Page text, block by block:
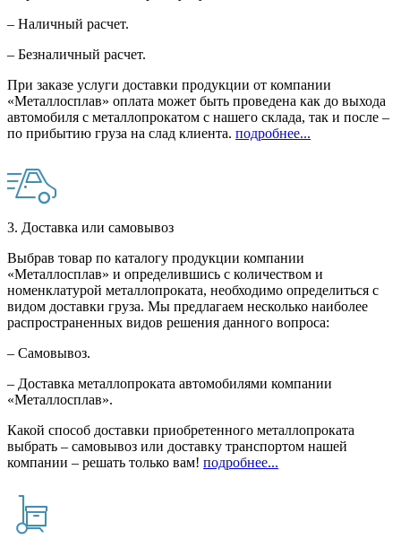
– Наличный расчет.
– Безналичный расчет.
При заказе услуги доставки продукции от компании
«Металлосплав» оплата может быть проведена как до выхода
автомобиля с металлопрокатом с нашего склада, так и после –
по прибытию груза на слад клиента. подробнее...
3. Доставка или самовывоз
Выбрав товар по каталогу продукции компании
«Металлосплав» и определившись с количеством и
номенклатурой металлопроката, необходимо определиться с
видом доставки груза. Мы предлагаем несколько наиболее
распространенных видов решения данного вопроса:
– Самовывоз.
– Доставка металлопроката автомобилями компании
«Металлосплав».
Какой способ доставки приобретенного металлопроката
выбрать – самовывоз или доставку транспортом нашей
компании – решать только вам! подробнее...